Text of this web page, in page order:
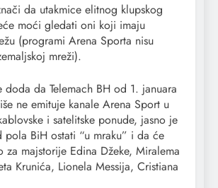
da utakmice elitnog klupskog
moći gledati oni koji imaju
(programi Arena Sporta nisu
mreži).
doda da Telemach BH od 1. januara
ne emituje kanale Arena Sport u
i satelitske ponude, jasno je
pola BiH ostati “u mraku” i da će
za majstorije Edina Džeke, Miralema
Krunića, Lionela Messija, Cristiana